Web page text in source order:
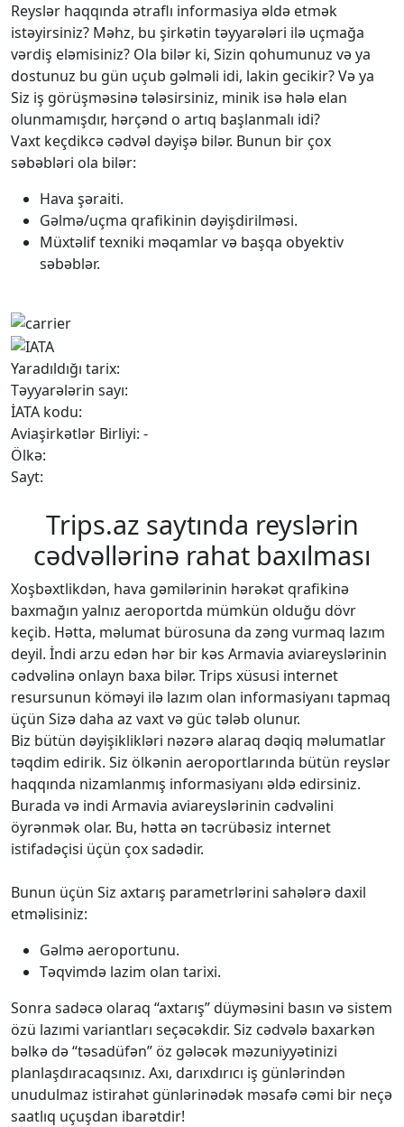
Reyslər haqqında ətraflı informasiya əldə etmək
istəyirsiniz? Məhz, bu şirkətin təyyarələri ilə uçmağa
vərdiş eləmisiniz? Ola bilər ki, Sizin qohumunuz və ya
dostunuz bu gün uçub gəlməli idi, lakin gecikir? Və ya
Siz iş görüşməsinə tələsirsiniz, minik isə hələ elan
olunmamışdır, hərçənd o artıq başlanmalı idi?
Vaxt keçdikcə cədvəl dəyişə bilər. Bunun bir çox
səbəbləri ola bilər:
Hava şəraiti.
Gəlmə/uçma qrafikinin dəyişdirilməsi.
Müxtəlif texniki məqamlar və başqa obyektiv
səbəblər.
Yaradıldığı tarix:
Təyyarələrin sayı:
İATA kodu:
Aviaşirkətlər Birliyi: -
Ölkə:
Sayt:
Trips.az saytında reyslərin
cədvəllərinə rahat baxılması
Xoşbəxtlikdən, hava gəmilərinin hərəkət qrafikinə
baxmağın yalnız aeroportda mümkün olduğu dövr
keçib. Hətta, məlumat bürosuna da zəng vurmaq lazım
deyil. İndi arzu edən hər bir kəs Armavia aviareyslərinin
cədvəlinə onlayn baxa bilər. Trips xüsusi internet
resursunun köməyi ilə lazım olan informasiyanı tapmaq
üçün Sizə daha az vaxt və güc tələb olunur.
Biz bütün dəyişiklikləri nəzərə alaraq dəqiq məlumatlar
təqdim edirik. Siz ölkənin aeroportlarında bütün reyslər
haqqında nizamlanmış informasiyanı əldə edirsiniz.
Burada və indi Armavia aviareyslərinin cədvəlini
öyrənmək olar. Bu, hətta ən təcrübəsiz internet
istifadəçisi üçün çox sadədir.
Bunun üçün Siz axtarış parametrlərini sahələrə daxil
etməlisiniz:
Gəlmə aeroportunu.
Təqvimdə lazim olan tarixi.
Sonra sadəcə olaraq “axtarış” düyməsini basın və sistem
özü lazımi variantları seçəcəkdir. Siz cədvələ baxarkən
bəlkə də “təsadüfən” öz gələcək məzuniyyətinizi
planlaşdıracaqsınız. Axı, darıxdırıcı iş günlərindən
unudulmaz istirahət günlərinədək məsafə cəmi bir neçə
saatlıq uçuşdan ibarətdir!